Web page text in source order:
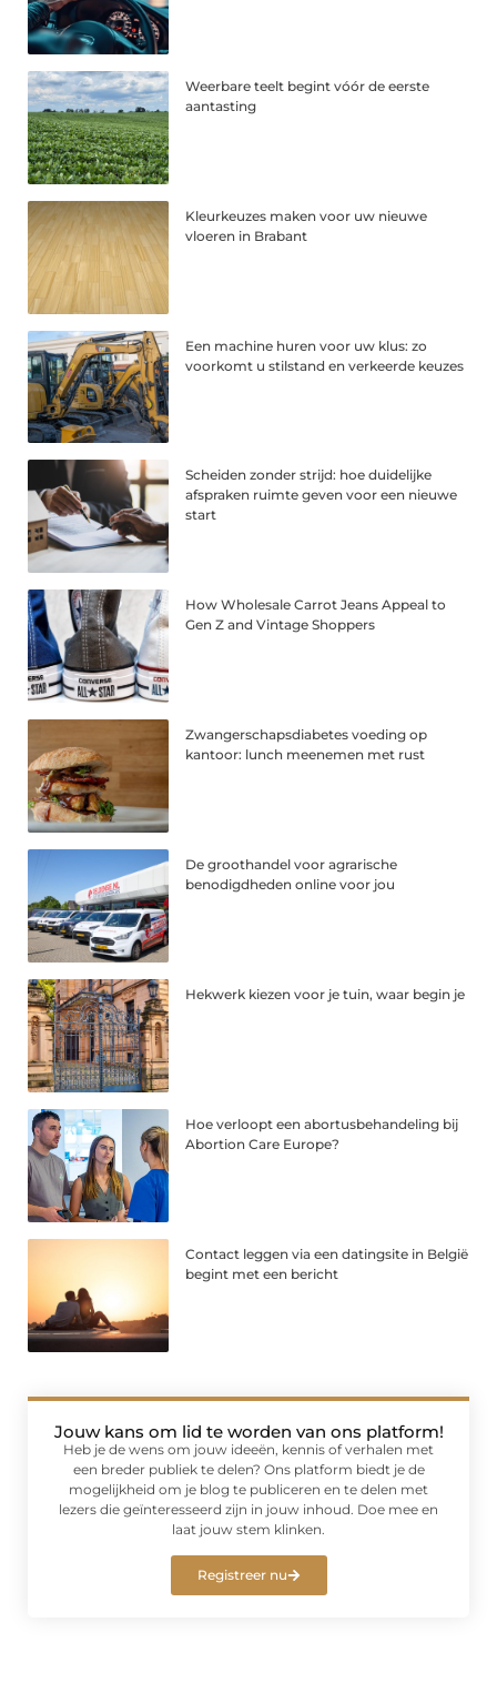
Weerbare teelt begint vóór de eerste
aantasting
Kleurkeuzes maken voor uw nieuwe
vloeren in Brabant
Een machine huren voor uw klus: zo
voorkomt u stilstand en verkeerde keuzes
Scheiden zonder strijd: hoe duidelijke
afspraken ruimte geven voor een nieuwe
start
How Wholesale Carrot Jeans Appeal to
Gen Z and Vintage Shoppers
Zwangerschapsdiabetes voeding op
kantoor: lunch meenemen met rust
De groothandel voor agrarische
benodigdheden online voor jou
Hekwerk kiezen voor je tuin, waar begin je
Hoe verloopt een abortusbehandeling bij
Abortion Care Europe?
Contact leggen via een datingsite in België
begint met een bericht
Jouw kans om lid te worden van ons platform!
Heb je de wens om jouw ideeën, kennis of verhalen met
een breder publiek te delen? Ons platform biedt je de
mogelijkheid om je blog te publiceren en te delen met
lezers die geïnteresseerd zijn in jouw inhoud. Doe mee en
laat jouw stem klinken.
Registreer nu